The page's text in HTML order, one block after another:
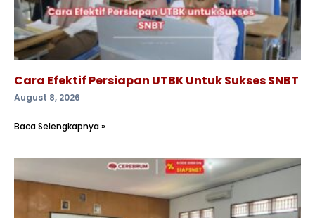
Cara Efektif Persiapan UTBK Untuk Sukses SNBT
August 8, 2026
Baca Selengkapnya »